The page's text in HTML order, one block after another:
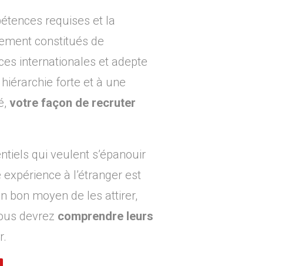
requises et la
constitués de
internationales et adepte
forte et à une
votre façon de recruter
qui veulent s’épanouir
à l’étranger est
bon moyen de les attirer,
devrez comprendre leurs